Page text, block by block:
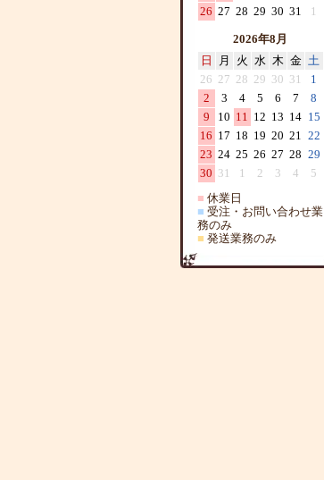
26 27 28 29 30 31 1
2026年8月
日
月 火 水 木 金 土
26 27 28 29 30 31
1
2
3 4 5 6 7
8
9
10 11 12 13 14 15
16 17 18 19 20 21 22
23 24 25 26 27 28 29
30 31 1 2 3 4
5
■ 休業日
■ 受注・お問い合わせ業
務のみ
■ 発送業務のみ